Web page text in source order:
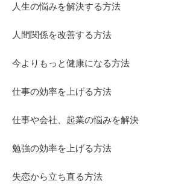
人生の悩みを解決する方法
人間関係を改善する方法
今よりもっと健康になる方法
仕事の効率を上げる方法
仕事や会社、起業の悩みを解決
勉強の効率を上げる方法
失恋から立ち直る方法